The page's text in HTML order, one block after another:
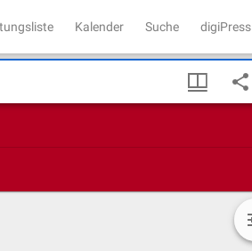
Kalender Suche digiPress